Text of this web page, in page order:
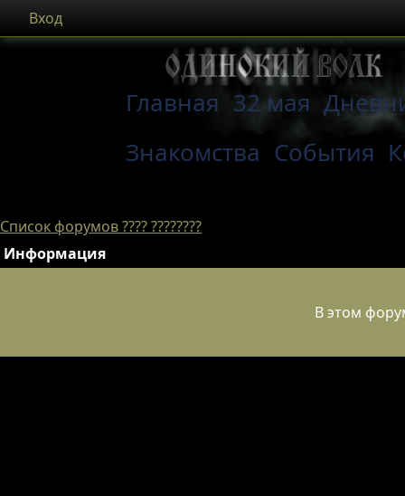
Вход
Главная 32 мая
Знакомства События
Список форумов ???? ????????
Информация
В этом